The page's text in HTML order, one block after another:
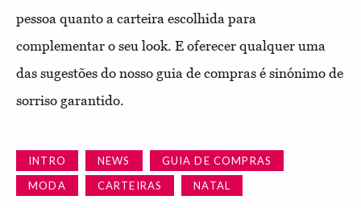
pessoa quanto a carteira escolhida para
complementar o seu look. E oferecer qualquer uma
das sugestões do nosso guia de compras é sinónimo de
sorriso garantido.
INTRO NEWS
GUIA DE COMPRAS
MODA
CARTEIRAS NATAL